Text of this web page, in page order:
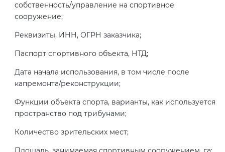
собственность/управление на спортивное
сооружение;
Реквизиты, ИНН, ОГРН заказчика;
Паспорт спортивного объекта, НТД;
Дата начала использования, в том числе после
капремонта/реконструкции;
Функции объекта спорта, варианты, как используется
пространство под трибунами;
Количество зрительских мест;